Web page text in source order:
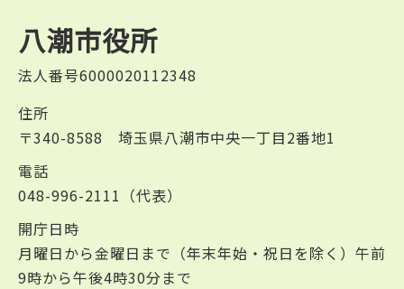
八潮市役所
法人番号6000020112348
住所
〒340-8588 埼玉県八潮市中央一丁目2番地1
電話
048-996-2111（代表）
開庁日時
月曜日から金曜日まで（年末年始・祝日を除く）午前
9時から午後4時30分まで